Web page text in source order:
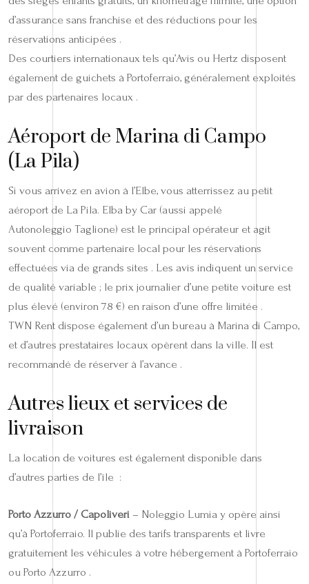
d’assurance sans franchise et des réductions pour les
réservations anticipées .
Des courtiers internationaux tels qu’Avis ou Hertz disposent
également de guichets à Portoferraio, généralement exploités
par des partenaires locaux .
Aéroport de Marina di Campo
(La Pila)
Si vous arrivez en avion à l’Elbe, vous atterrissez au petit
aéroport de La Pila. Elba by Car (aussi appelé
Autonoleggio Taglione) est le principal opérateur et agit
souvent comme partenaire local pour les réservations
effectuées via de grands sites . Les avis indiquent un service
de qualité variable ; le prix journalier d’une petite voiture est
plus élevé (environ 78 €) en raison d’une offre limitée .
TWN Rent dispose également d’un bureau à Marina di Campo,
et d’autres prestataires locaux opèrent dans la ville. Il est
recommandé de réserver à l’avance .
Autres lieux et services de
livraison
La location de voitures est également disponible dans
d’autres parties de l’île :
Porto Azzurro / Capoliveri – Noleggio Lumia y opère ainsi
qu’à Portoferraio. Il publie des tarifs transparents et livre
gratuitement les véhicules à votre hébergement à Portoferraio
ou Porto Azzurro .